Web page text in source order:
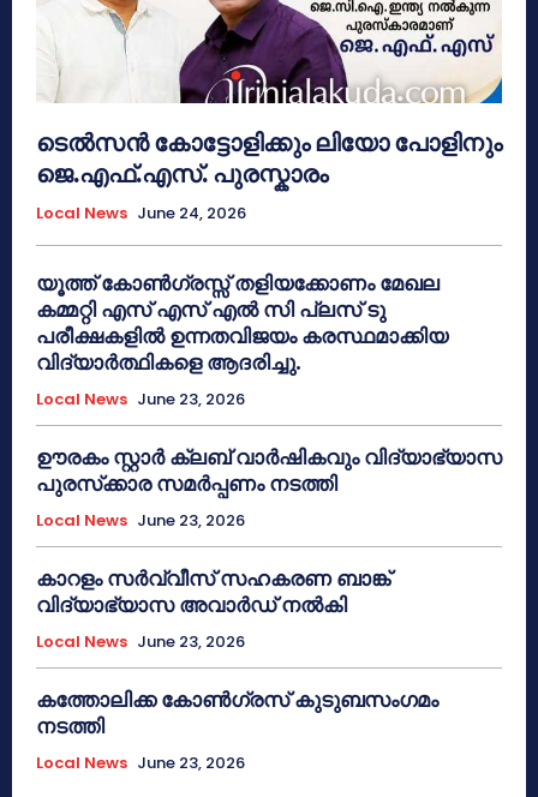
ടെൽസൻ കോട്ടോളിക്കും ലിയോ പോളിനും
ജെ.എഫ്.എസ്. പുരസ്കാരം
Local News June 24, 2026
യൂത്ത് കോൺഗ്രസ്സ് തളിയക്കോണം മേഖല
കമ്മറ്റി എസ് എസ് എൽ സി പ്ലസ് ടു
പരീക്ഷകളിൽ ഉന്നതവിജയം കരസ്ഥമാക്കിയ
വിദ്യാർത്ഥികളെ ആദരിച്ചു.
Local News June 23, 2026
ഊരകം സ്റ്റാർ ക്ലബ് വാർഷികവും വിദ്യാഭ്യാസ
പുരസ്‌ക്കാര സമർപ്പണം നടത്തി
Local News June 23, 2026
കാറളം സർവ്വീസ് സഹകരണ ബാങ്ക്
വിദ്യാഭ്യാസ അവാർഡ് നൽകി
Local News June 23, 2026
കത്തോലിക്ക കോൺഗ്രസ് കുടുബസംഗമം
നടത്തി
Local News June 23, 2026